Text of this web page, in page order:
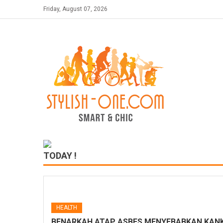
to
Friday, August 07, 2026
TODAY !
HEALTH